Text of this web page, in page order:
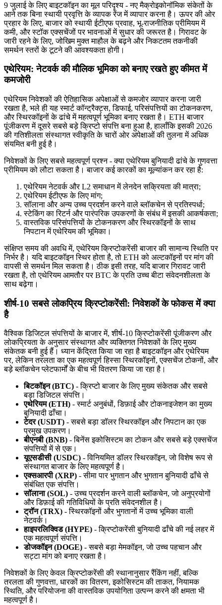
9 जुलाई के लिए बाइटकॉइन का मूल परिदृश्य - नए मैक्रोइकोनॉमिक संकेतों के
आने तक बिना स्थायी प्रवृत्ति के व्यापक रेंज में व्यापार करना है। ऊपर की ओर
प्रहार के लिए, बाजार को स्थायी ईटीएफ प्रवाह, भू-राजनीतिक प्रीमियम में
कमी, और स्टॉक एक्सचेंजों पर भावनाओं में सुधार की जरूरत है। गिरावट के
जारी रहने के लिए, जोखिम मुक्त माहौल के बढ़ने और निकटतम तकनीकी
समर्थन स्तरों के टूटने की आवश्यकता होगी।
एथेरियम: नेटवर्क की मौलिक भूमिका को बनाए रखते हुए कीमत में
कमजोरी
एथेरियम निवेशकों की ऐतिहासिक अपेक्षाओं से कमजोर व्यापार करना जारी
रखता है, भले ही यह स्मार्ट कॉन्ट्रैक्ट्स, डिफाई, परिसंपत्तियों का टोकनकरण,
और स्थिरकॉइनों के ढांचे में महत्वपूर्ण भूमिका बनाए रखता है। ETH बाजार
पूंजीकरण में दूसरे सबसे बड़े क्रिप्टो संपत्ति बना हुआ है, हालाँकि इसकी 2026
की गतिशीलता संस्थागत स्वीकृति के चारों ओर अपेक्षाओं की तुलना में अधिक
संयमित बनी हुई है।
निवेशकों के लिए सबसे महत्वपूर्ण प्रश्न - क्या एथेरियम बुनियादी ढांचे के गुणवत्ता
प्रीमियम को लौटा सकता है। बाजार कई कारकों का मूल्यांकन कर रहा है:
एथेरियम नेटवर्क और L2 समाधान में लेनदेन सक्रियता की मात्रा;
एथेरियम ईटीएफ के लिए मांग;
सॉलाना और अन्य उच्च प्रदर्शन करने वाले ब्लॉकचेन से प्रतिस्पर्धा;
स्टेकिंग का रिटर्न और पारंपरिक उपकरणों के संबंध में इसकी आकर्षकता;
वास्तविक परिसंपत्तियों के टोकनकरण और स्थिरकॉइनों के साथ
निपटान में एथेरियम की भूमिका।
संक्षिप्त समय की अवधि में, एथेरियम क्रिप्टोकरेंसी बाजार की सामान्य स्थिति पर
निर्भर है। यदि बाइटकॉइन स्थिर होता है, तो ETH को अल्टकॉइनों पर मांग की
वापसी से समर्थन मिल सकता है। ठीक इसी तरह, यदि बाजार गिरावट जारी
रखता है, तो एथेरियम आमतौर पर BTC के प्रति उच्च बीटा संवेदनशीलता के
साथ बढ़ेगा।
शीर्ष-10 सबसे लोकप्रिय क्रिप्टोकरेंसी: निवेशकों के फोकस में क्या
है
वैश्विक डिजिटल संपत्तियों के बाजार में, शीर्ष-10 क्रिप्टोकरेंसी पूंजीकरण और
लोकप्रियता के अनुसार संस्थागत और व्यक्तिगत निवेशकों के लिए मुख्य
संकेतक बनी हुई हैं। ध्यान केंद्रित किया जा रहा है बाइटकॉइन और एथेरियम
पर, लेकिन तरलता का एक महत्वपूर्ण हिस्सा स्थिरकॉइनों, एक्सचेंज टोकनों, और
बड़े ब्लॉकचेन प्लेटफार्मों के बीच भी वितरण किया जा रहा है।
बिटकॉइन (BTC) - क्रिप्टो बाजार के लिए मुख्य संकेतक और सबसे
बड़ा डिजिटल संपत्ति।
एथेरियम (ETH) - स्मार्ट अनुबंधों, डिफ़ाई और टोकनाइजेशन का मुख्य
बुनियादी ढाँचा।
टेदर (USDT) - सबसे बड़ा डॉलर स्थिरकॉइन और निपटान का एक
प्रमुख उपकरण।
बीएनबी (BNB) - बिनेंस इकोसिस्टम का टोकन और सबसे बड़े एक्सचेंज
संपत्तियों में से एक।
यूएसडीसी (USDC) - विनियमित डॉलर स्थिरकॉइन, जो विशेष रूप से
संस्थागत बाजार के लिए महत्वपूर्ण है।
एक्सआरपी (XRP) - सीमा पार भुगतान और भुगतान बुनियादी ढाँचे से
संबंधित एक संपत्ति।
सॉलाना (SOL) - उच्च प्रदर्शन करने वाली ब्लॉकचेन, जो अनुप्रयोगों
और डिफ़ाई की गतिविधियों के प्रति संवेदनशील है।
ट्रॉन (TRX) - स्थिरकॉइनों और भुगतानों में उच्च भूमिका वाली
नेटवर्क।
हाइपरलिक्विड (HYPE) - क्रिप्टोकरेंसी बुनियादी ढाँचे की नई लहर में
एक महत्वपूर्ण संपत्ति।
डोजकॉइन (DOGE) - सबसे बड़ा मेमकॉइन, जो उच्च पहचान और
सट्टा मांग को बनाए रखता है।
निवेशकों के लिए केवल क्रिप्टोकरेंसी की स्थानानुसार रैंकिंग नहीं, बल्कि
तरलता की गुणवत्ता, धारकों का वितरण, इकोसिस्टम की ताकत, नियामक
स्थिति, और परियोजना की वास्तविक उपयोगिता उत्पन्न करने की क्षमता भी
महत्वपूर्ण है।